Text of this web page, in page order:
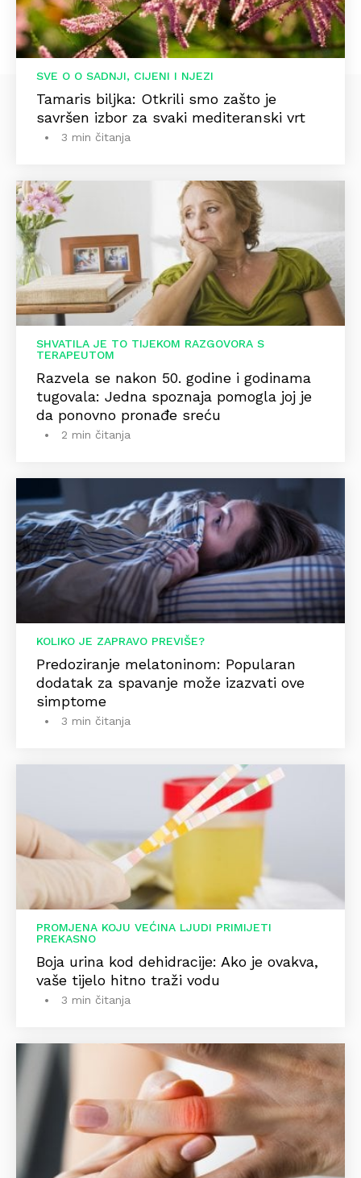
SVE O O SADNJI, CIJENI I NJEZI
Tamaris biljka: Otkrili smo zašto je
savršen izbor za svaki mediteranski vrt
3 min čitanja
SHVATILA JE TO TIJEKOM RAZGOVORA S
TERAPEUTOM
Razvela se nakon 50. godine i godinama
tugovala: Jedna spoznaja pomogla joj je
da ponovno pronađe sreću
2 min čitanja
KOLIKO JE ZAPRAVO PREVIŠE?
Predoziranje melatoninom: Popularan
dodatak za spavanje može izazvati ove
simptome
3 min čitanja
PROMJENA KOJU VEĆINA LJUDI PRIMIJETI
PREKASNO
Boja urina kod dehidracije: Ako je ovakva,
vaše tijelo hitno traži vodu
3 min čitanja